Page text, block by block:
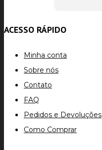
ACESSO RÁPIDO
Minha conta
Sobre nós
Contato
FAQ
Pedidos e Devoluções
Como Comprar